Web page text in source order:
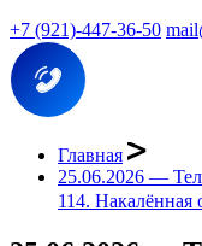
+7 (921)-447-36-50
Главная
25.06.2026 —
114. Накалённая